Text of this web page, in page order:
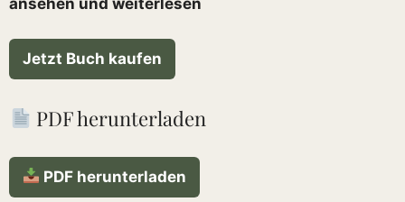
ansehen und weiterlesen
Jetzt Buch kaufen
PDF herunterladen
PDF herunterladen